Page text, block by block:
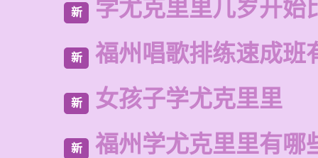
新 学尤克里里几岁开始
新 福州唱歌排练速成班
新 女孩子学尤克里里
新 福州学尤克里里有哪